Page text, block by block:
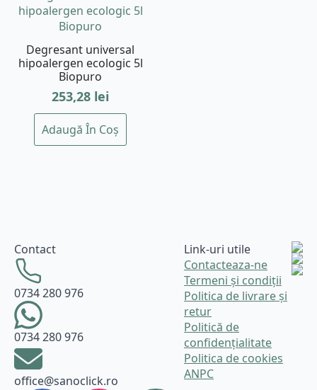
Degresant universal
hipoalergen ecologic 5l
Biopuro
253,28 lei
Adaugă În Coș
Contact
0734 280 976
0734 280 976
office@sanoclick.ro
Link-uri utile
Contacteaza-ne
Termeni și condiții
Politica de livrare și
retur
Politică de
confidențialitate
Politica de cookies
ANPC